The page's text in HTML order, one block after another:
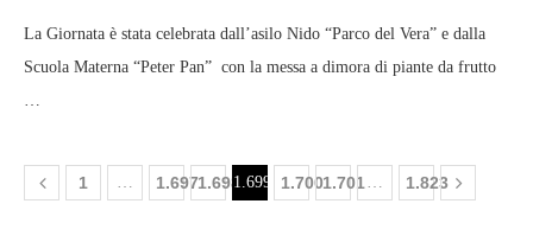
La Giornata è stata celebrata dall’asilo Nido “Parco del Vera” e dalla
Scuola Materna “Peter Pan” con la messa a dimora di piante da frutto
…
1 … 1.6971.6981.699 1.7001.701 … 1.823